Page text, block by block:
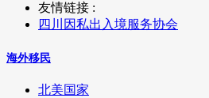
友情链接 :
四川因私出入境服务协会
海外移民
北美国家